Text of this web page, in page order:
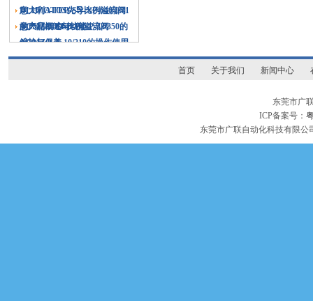
DLHZO-TEB-SN-NP-040-L71
的产品概述与功能
意大利ATOS先导比例溢流阀
AGMZO-REB-P-NP-32/350的
维护与保养
意大利ATOS比例溢流阀
AGMZO-A-10/210的操作使用
与维护要点
首页 关于我们 新闻中心
东莞市广
ICP备案号：
东莞市广联自动化科技有限公